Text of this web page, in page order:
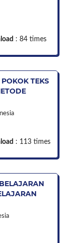
: 84 times
TEKS
: 113 times